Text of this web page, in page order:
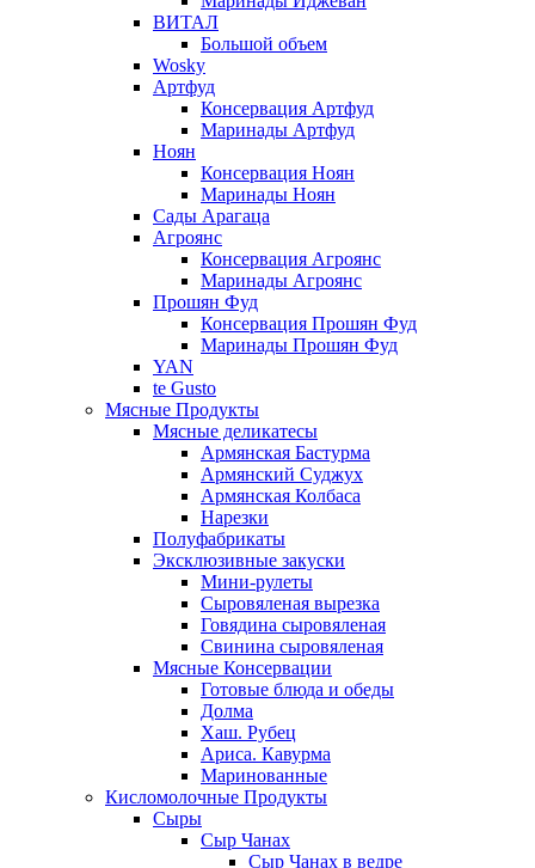
ВИТАЛ
Большой объем
Wosky
Артфуд
Консервация Артфуд
Маринады Артфуд
Ноян
Консервация Ноян
Маринады Ноян
Сады Арагаца
Агроянс
Консервация Агроянс
Маринады Агроянс
Прошян Фуд
Консервация Прошян Фуд
Маринады Прошян Фуд
YAN
te Gusto
Мясные Продукты
Мясные деликатесы
Армянская Бастурма
Армянский Суджух
Армянская Колбаса
Нарезки
Полуфабрикаты
Эксклюзивные закуски
Мини-рулеты
Сыровяленая вырезка
Говядина сыровяленая
Свинина сыровяленая
Мясные Консервации
Готовые блюда и обеды
Долма
Хаш. Рубец
Ариса. Кавурма
Маринованные
Кисломолочные Продукты
Сыры
Сыр Чанах
Сыр Чанах в ведре